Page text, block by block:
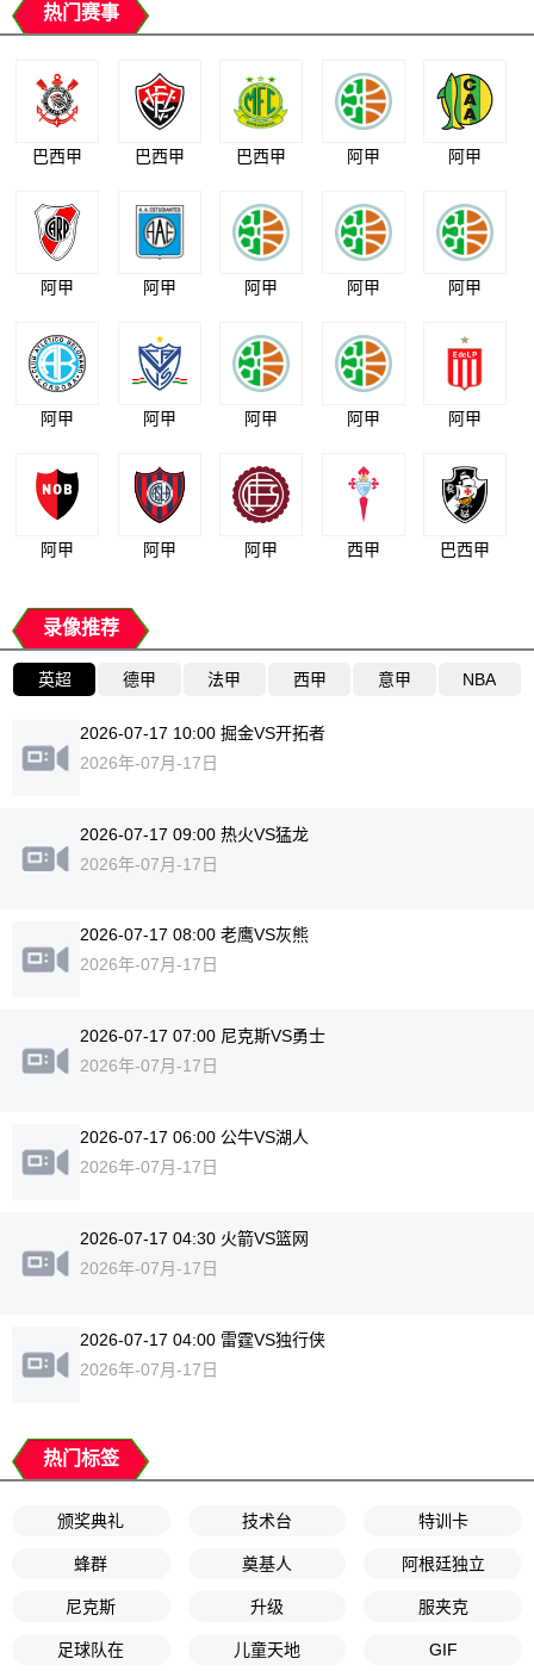
热门赛事
巴西甲 巴西甲 巴西甲 阿甲 阿甲
阿甲 阿甲 阿甲 阿甲 阿甲
阿甲 阿甲 阿甲 阿甲 阿甲
阿甲 阿甲 阿甲 西甲 巴西甲
录像推荐
英超 德甲 法甲 西甲 意甲 NBA
2026-07-17 10:00 掘金VS开拓者
2026年-07月-17日
2026-07-17 09:00 热火VS猛龙
2026年-07月-17日
2026-07-17 08:00 老鹰VS灰熊
2026年-07月-17日
2026-07-17 07:00 尼克斯VS勇士
2026年-07月-17日
2026-07-17 06:00 公牛VS湖人
2026年-07月-17日
2026-07-17 04:30 火箭VS篮网
2026年-07月-17日
2026-07-17 04:00 雷霆VS独行侠
2026年-07月-17日
热门标签
颁奖典礼 技术台 特训卡
蜂群 奠基人 阿根廷独立
尼克斯 升级 服夹克
足球队在 儿童天地 GIF